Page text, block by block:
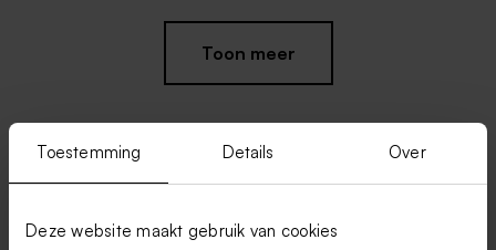
Toestemming Details Over
Deze website maakt gebruik van cookies
Toon meer